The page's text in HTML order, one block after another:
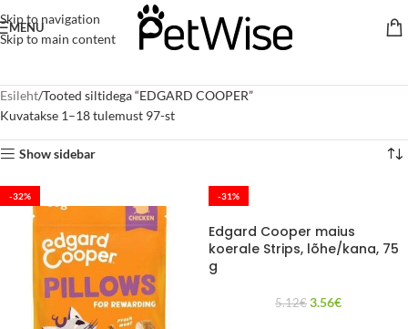
Skip to navigation
Skip to main content
MENU
Esileht Tooted siltidega “EDGARD COOPER”
Kuvatakse 1–18 tulemust 97-st
Show sidebar
-32% -31%
Edgard Cooper maius
koerale Strips, lõhe/kana, 75
g
5.12€ 3.56€